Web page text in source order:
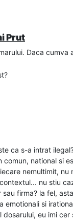
Prut
Daca
ca s-a intrat
national si
nemultimit, nu
nu stiu
firma? la fel,
emotionali si
eu imi